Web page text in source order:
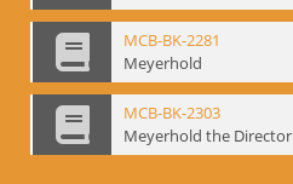
MCB-BK-2281
Meyerhold
MCB-BK-2303
Meyerhold the Director